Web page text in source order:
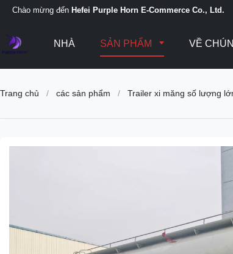
Chào mừng đến Hefei Purple Horn E-Commerce Co., Ltd.
NHÀ SẢN PHẨM VỀ
Trang chủ / các sản phẩm / Trailer xi măng số lượng